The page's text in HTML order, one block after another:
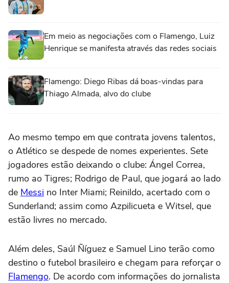
Em meio as negociações com o Flamengo, Luiz
Henrique se manifesta através das redes sociais
Flamengo: Diego Ribas dá boas-vindas para
Thiago Almada, alvo do clube
Ao mesmo tempo em que contrata jovens talentos,
o Atlético se despede de nomes experientes. Sete
jogadores estão deixando o clube: Ángel Correa,
rumo ao Tigres; Rodrigo de Paul, que jogará ao lado
de Messi no Inter Miami; Reinildo, acertado com o
Sunderland; assim como Azpilicueta e Witsel, que
estão livres no mercado.
Além deles, Saúl Ñíguez e Samuel Lino terão como
destino o futebol brasileiro e chegam para reforçar o
Flamengo. De acordo com informações do jornalista